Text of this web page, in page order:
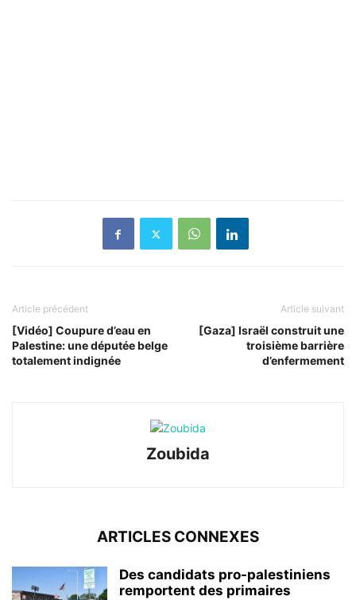
Article précédent
[Vidéo] Coupure d’eau en
Palestine: une députée belge
totalement indignée
Article suivant
[Gaza] Israël construit une
troisième barrière
d’enfermement
Zoubida
ARTICLES CONNEXES
Des candidats pro-palestiniens
remportent des primaires